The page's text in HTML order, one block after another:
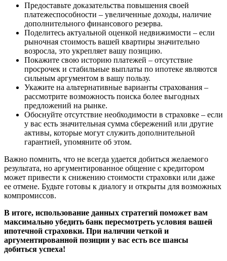
Предоставьте доказательства повышения своей
платежеспособности – увеличенные доходы, наличие
дополнительного финансового резерва.
Поделитесь актуальной оценкой недвижимости – если
рыночная стоимость вашей квартиры значительно
возросла, это укрепляет вашу позицию.
Покажите свою историю платежей – отсутствие
просрочек и стабильные выплаты по ипотеке являются
сильным аргументом в вашу пользу.
Укажите на альтернативные варианты страхования –
рассмотрите возможность поиска более выгодных
предложений на рынке.
Обоснуйте отсутствие необходимости в страховке – если
у вас есть значительная сумма сбережений или другие
активы, которые могут служить дополнительной
гарантией, упомяните об этом.
Важно помнить, что не всегда удается добиться желаемого
результата, но аргументированное общение с кредитором
может привести к снижению стоимости страховки или даже
ее отмене. Будьте готовы к диалогу и открыты для возможных
компромиссов.
В итоге, использование данных стратегий поможет вам
максимально убедить банк пересмотреть условия вашей
ипотечной страховки. При наличии четкой и
аргументированной позиции у вас есть все шансы
добиться успеха!